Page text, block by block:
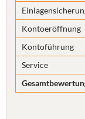
Kontoeröffnung
Kontoführung
Service